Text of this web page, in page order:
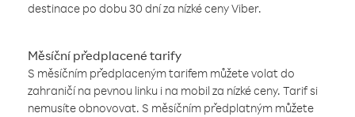
destinace po dobu 30 dní za nízké ceny Viber.
Měsíční předplacené tarify
S měsíčním předplaceným tarifem můžete volat do
zahraničí na pevnou linku i na mobil za nízké ceny. Tarif si
nemusíte obnovovat. S měsíčním předplatným můžete